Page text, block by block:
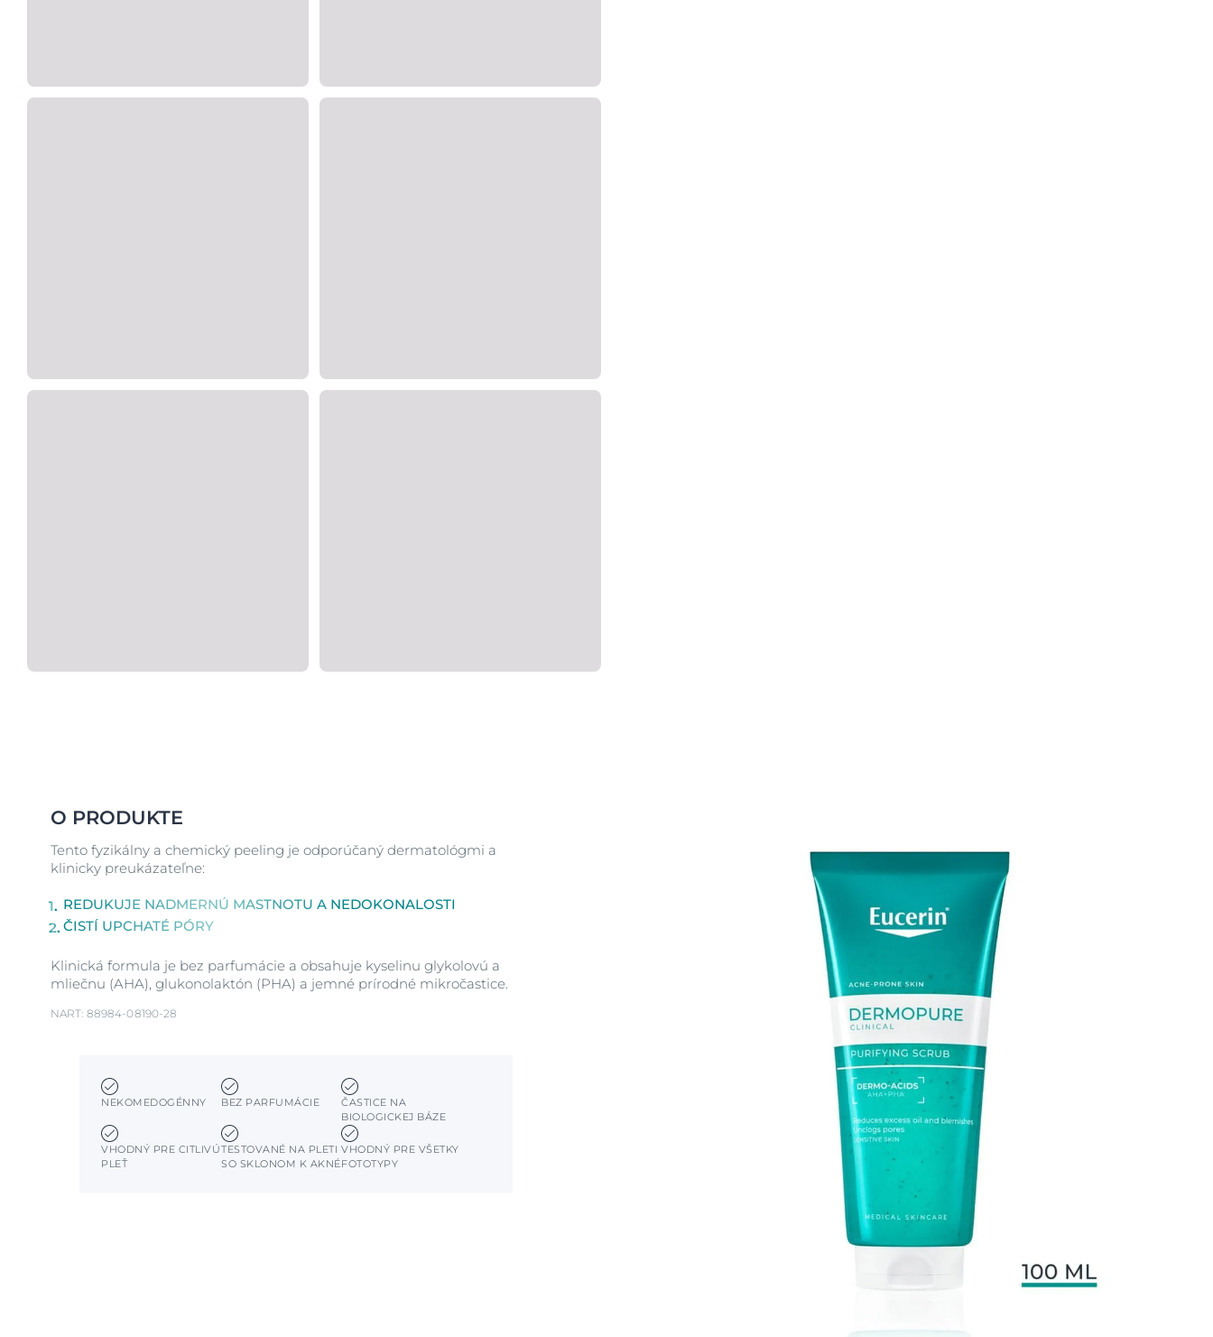
O PRODUKTE
NART: 88984-08190-28
Tento fyzikálny a chemický peeling je odporúčaný dermatológmi a
klinicky preukázateľne:
REDUKUJE NADMERNÚ MASTNOTU A NEDOKONALOSTI
ČISTÍ UPCHATÉ PÓRY
Klinická formula je bez parfumácie a obsahuje kyselinu glykolovú a
mliečnu (AHA), glukonolaktón (PHA) a jemné prírodné mikročastice.
NEKOMEDOGÉNNY BEZ PARFUMÁCIE
ČASTICE NA
BIOLOGICKEJ BÁZE
VHODNÝ PRE CITLIVÚ
PLEŤ
TESTOVANÉ NA PLETI
SO SKLONOM K AKNÉ
VHODNÝ PRE VŠETKY
FOTOTYPY